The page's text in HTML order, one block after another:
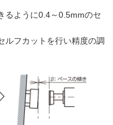
るように0.4～0.5mmのセ
ルフカットを行い精度の調